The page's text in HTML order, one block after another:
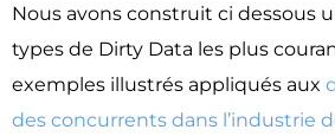
Nous avons construit ci dessous
types de Dirty Data les plus
exemples illustrés appliqués aux
des concurrents dans l’industrie